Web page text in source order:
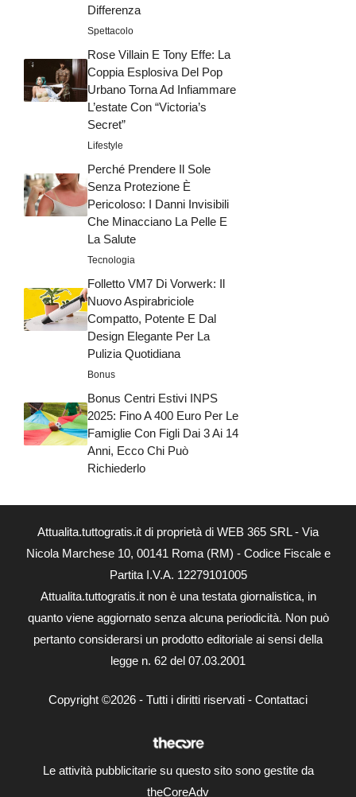
Differenza
Spettacolo
Rose Villain E Tony Effe: La
Coppia Esplosiva Del Pop
Urbano Torna Ad Infiammare
L’estate Con “Victoria’s
Secret”
Lifestyle
Perché Prendere Il Sole
Senza Protezione È
Pericoloso: I Danni Invisibili
Che Minacciano La Pelle E
La Salute
Tecnologia
Folletto VM7 Di Vorwerk: Il
Nuovo Aspirabriciole
Compatto, Potente E Dal
Design Elegante Per La
Pulizia Quotidiana
Bonus
Bonus Centri Estivi INPS
2025: Fino A 400 Euro Per Le
Famiglie Con Figli Dai 3 Ai 14
Anni, Ecco Chi Può
Richiederlo
Attualita.tuttogratis.it di proprietà di WEB 365 SRL - Via
Nicola Marchese 10, 00141 Roma (RM) - Codice Fiscale e
Partita I.V.A. 12279101005
Attualita.tuttogratis.it non è una testata giornalistica, in
quanto viene aggiornato senza alcuna periodicità. Non può
pertanto considerarsi un prodotto editoriale ai sensi della
legge n. 62 del 07.03.2001
Copyright ©2026 - Tutti i diritti riservati - Contattaci
Le attività pubblicitarie su questo sito sono gestite da
theCoreAdv